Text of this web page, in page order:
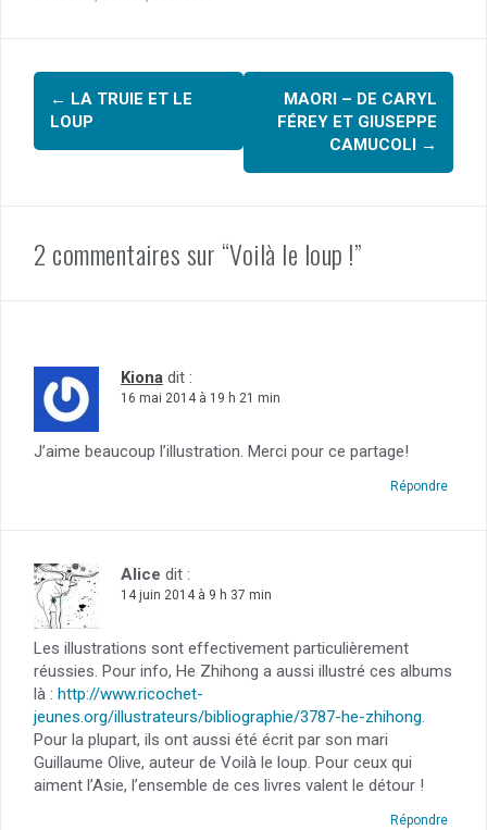
ce
o
o
k
t
er
Navigation
d'article
← LA TRUIE ET LE
LOUP
MAORI – DE CARYL
FÉREY ET GIUSEPPE
CAMUCOLI
→
2 commentaires sur “Voilà le loup !”
Kiona dit :
16 mai 2014 à 19 h 21 min
J’aime beaucoup l’illustration. Merci pour ce partage!
Répondre
Alice dit :
14 juin 2014 à 9 h 37 min
Les illustrations sont effectivement particulièrement
réussies. Pour info, He Zhihong a aussi illustré ces albums
là : http://www.ricochet-
jeunes.org/illustrateurs/bibliographie/3787-he-zhihong.
Pour la plupart, ils ont aussi été écrit par son mari
Guillaume Olive, auteur de Voilà le loup. Pour ceux qui
aiment l’Asie, l’ensemble de ces livres valent le détour !
Répondre